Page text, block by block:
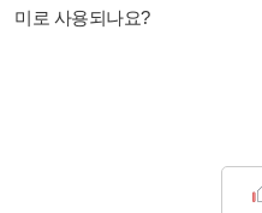
미로 사용되나요?